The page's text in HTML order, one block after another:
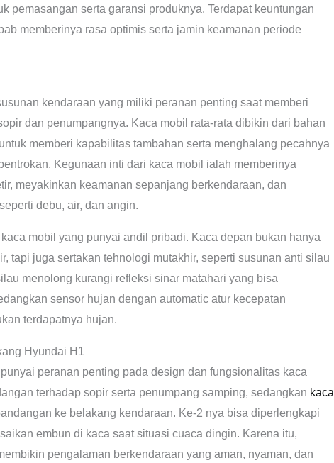
pemasangan serta garansi produknya. Terdapat keuntungan
memberinya rasa optimis serta jamin keamanan periode
kendaraan yang miliki peranan penting saat memberi
dan penumpangnya. Kaca mobil rata-rata dibikin dari bahan
memberi kapabilitas tambahan serta menghalang pecahnya
Kegunaan inti dari kaca mobil ialah memberinya
meyakinkan keamanan sepanjang berkendaraan, dan
debu, air, dan angin.
mobil yang punyai andil pribadi. Kaca depan bukan hanya
tapi juga sertakan tehnologi mutakhir, seperti susunan anti silau
menolong kurangi refleksi sinar matahari yang bisa
sensor hujan dengan automatic atur kecepatan
terdapatnya hujan.
Hyundai H1
peranan penting pada design dan fungsionalitas kaca
terhadap sopir serta penumpang samping, sedangkan kaca
ke belakang kendaraan. Ke-2 nya bisa diperlengkapi
embun di kaca saat situasi cuaca dingin. Karena itu,
pengalaman berkendaraan yang aman, nyaman, dan